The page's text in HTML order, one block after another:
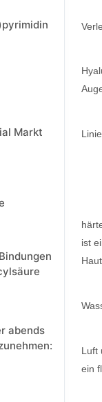
ist
Luft
ein
Markt
abends